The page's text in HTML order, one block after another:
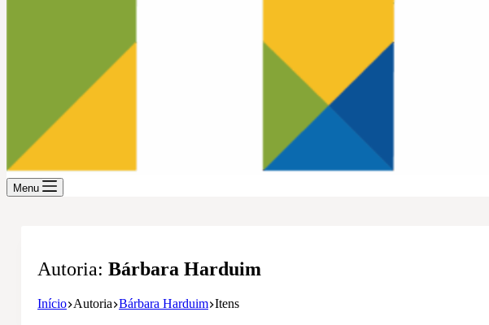
Menu
Autoria Bárbara Harduim
Início Autoria Bárbara Harduim Itens